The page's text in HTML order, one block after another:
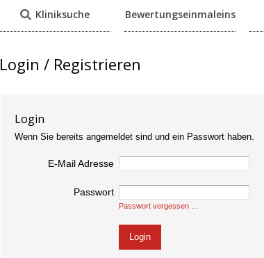
Kliniksuche Bewertungseinmaleins
Login / Registrieren
Login
Wenn Sie bereits angemeldet sind und ein Passwort haben.
E-Mail Adresse
Passwort
Passwort vergessen …